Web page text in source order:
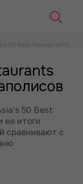
50 Best Restaurants
50 Best
итоги
сравнивают с